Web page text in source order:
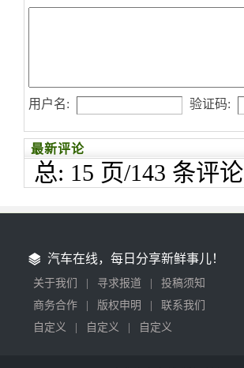
用户名: 验证码:
最新评论
总: 15 页/143 条评论
汽车在线，每日分享新鲜事儿！
关于我们 寻求报道
投稿须知
商务合作
版权申明
联系我们
自定义
自定义 自定义